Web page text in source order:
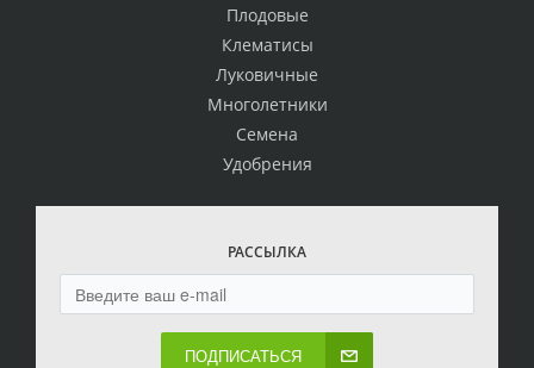
Плодовые
Клематисы
Луковичные
Многолетники
Семена
Удобрения
РАССЫЛКА
ПОДПИСАТЬСЯ